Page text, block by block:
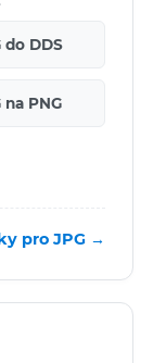
do DDS
na PNG
pro JPG →